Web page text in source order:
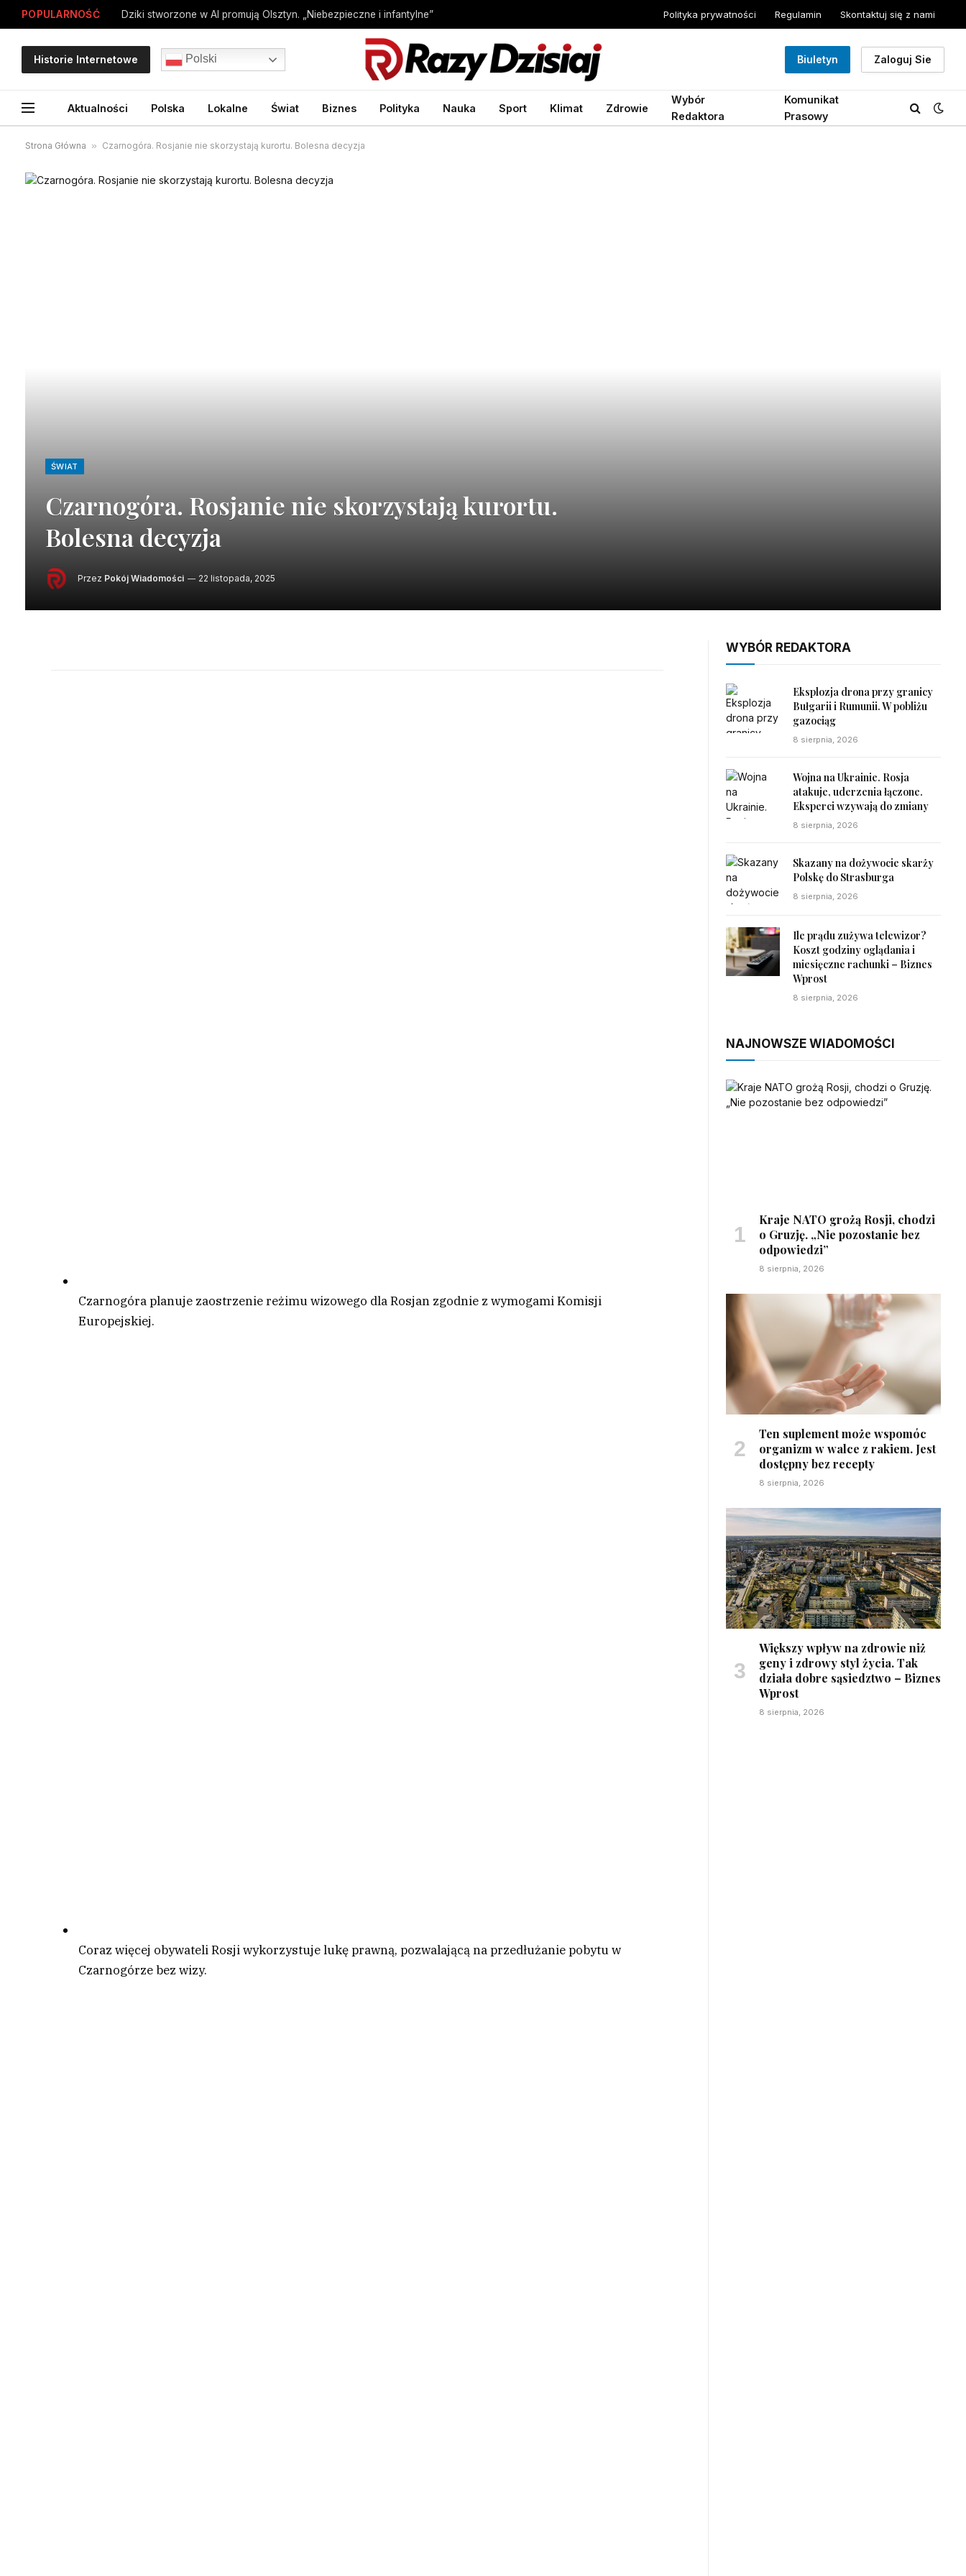
POPULARNOŚĆ Dziki stworzone w AI promują Olsztyn. „Niebezpieczne i infantylne” Polityka prywatności Regulamin Skontaktuj się z nami
Historie Internetowe Polski Biuletyn Zaloguj Sie
Aktualności Polska Lokalne Świat Biznes Polityka Nauka Sport Klimat Zdrowie
Wybór
Redaktora
Komunikat
Prasowy
Strona Główna » Czarnogóra. Rosjanie nie skorzystają kurortu. Bolesna decyzja
ŚWIAT
Czarnogóra. Rosjanie nie skorzystają kurortu.
Bolesna decyzja
Przez Pokój Wiadomości 22 listopada, 2025
Czarnogóra planuje zaostrzenie reżimu wizowego dla Rosjan zgodnie z wymogami Komisji
Europejskiej.
Coraz więcej obywateli Rosji wykorzystuje lukę prawną, pozwalającą na przedłużanie pobytu w
Czarnogórze bez wizy.
WYBÓR REDAKTORA
Eksplozja drona przy granicy
Bułgarii i Rumunii. W pobliżu
gazociąg
8 sierpnia, 2026
Wojna na Ukrainie. Rosja
atakuje, uderzenia łączone.
Eksperci wzywają do zmiany
8 sierpnia, 2026
Skazany na dożywocie skarży
Polskę do Strasburga
8 sierpnia, 2026
Ile prądu zużywa telewizor?
Koszt godziny oglądania i
miesięczne rachunki – Biznes
Wprost
8 sierpnia, 2026
NAJNOWSZE WIADOMOŚCI
Kraje NATO grożą Rosji, chodzi
o Gruzję. „Nie pozostanie bez
odpowiedzi”
8 sierpnia, 2026
Ten suplement może wspomóc
organizm w walce z rakiem. Jest
dostępny bez recepty
8 sierpnia, 2026
Większy wpływ na zdrowie niż
geny i zdrowy styl życia. Tak
działa dobre sąsiedztwo – Biznes
Wprost
8 sierpnia, 2026